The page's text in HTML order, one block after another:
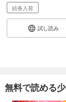
続巻入荷
試し読み
無料で読める